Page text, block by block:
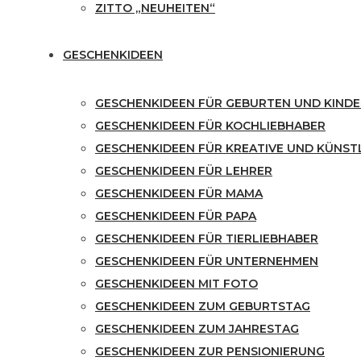
ZITTO „NEUHEITEN“
GESCHENKIDEEN
GESCHENKIDEEN FÜR GEBURTEN UND
GESCHENKIDEEN FÜR KOCHLIEBHABER
GESCHENKIDEEN FÜR KREATIVE UND
GESCHENKIDEEN FÜR LEHRER
GESCHENKIDEEN FÜR MAMA
GESCHENKIDEEN FÜR PAPA
GESCHENKIDEEN FÜR TIERLIEBHABER
GESCHENKIDEEN FÜR UNTERNEHMEN
GESCHENKIDEEN MIT FOTO
GESCHENKIDEEN ZUM GEBURTSTAG
GESCHENKIDEEN ZUM JAHRESTAG
GESCHENKIDEEN ZUR PENSIONIERUNG